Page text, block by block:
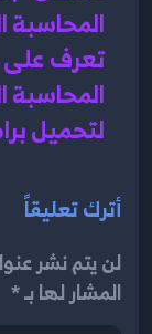
المحاسبة
المحاسبة
لتحميل
أترك تعليقاً
لن يتم نشر
المشار لها بـ *